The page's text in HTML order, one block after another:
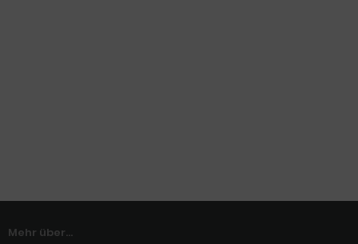
Mehr über...